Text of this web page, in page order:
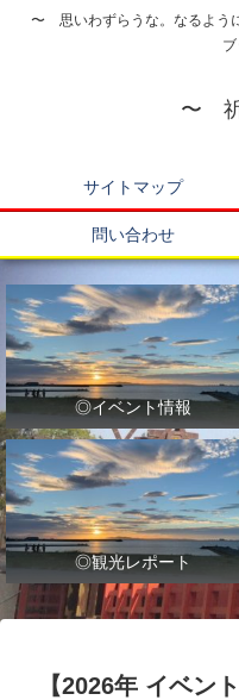
〜 思いわずらうな。なるよう
〜
サイトマップ
問い合わせ
◎イベント情報
◎観光レポート
【2026年 イベン